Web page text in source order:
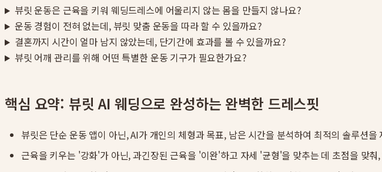
뷰릿 운동은 근육을 키워 웨딩드레스에 어울리지 않는 몸을 만들지 않나요?
운동 경험이 전혀 없는데, 뷰릿 맞춤 운동을 따라 할 수 있을까요?
결혼까지 시간이 얼마 남지 않았는데, 단기간에 효과를 볼 수 있을까요?
뷰릿 어깨 관리를 위해 어떤 특별한 운동 기구가 필요한가요?
핵심 요약: 뷰릿 AI 웨딩으로 완성하는 완벽한 드레스핏
뷰릿은 단순 운동 앱이 아닌, AI가 개인의 체형과 목표, 남은 시간을 분석하여 최적의 솔루션
근육을 키우는 '강화'가 아닌, 과긴장된 근육을 '이완'하고 자세 '균형'을 맞추는 데 초점을 맞